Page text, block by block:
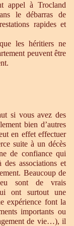
appel à Trocland
le débarras de
rapides et
les héritiers ne
peuvent être
si vous avez des
bien d’autres
en effet effectuer
suite à un décès
de confiance qui
associations et
Beaucoup de
sont de vrais
ont surtout une
expérience font la
importants ou
de vie…), il